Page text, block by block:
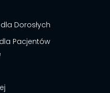
Dorosłych
Pacjentów